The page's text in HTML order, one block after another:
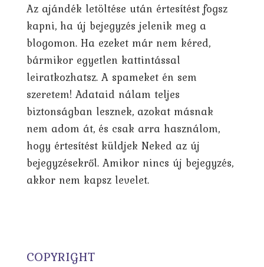
Az ajándék letöltése után értesítést fogsz
kapni, ha új bejegyzés jelenik meg a
blogomon. Ha ezeket már nem kéred,
bármikor egyetlen kattintással
leiratkozhatsz. A spameket én sem
szeretem! Adataid nálam teljes
biztonságban lesznek, azokat másnak
nem adom át, és csak arra használom,
hogy értesítést küldjek Neked az új
bejegyzésekről. Amikor nincs új bejegyzés,
akkor nem kapsz levelet.
COPYRIGHT